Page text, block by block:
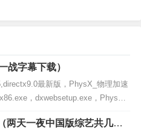
战字幕下载）
最新版，PhysX_物理加速
，dxwebsetup.exe，PhysX_
两天一夜中国版综艺共几